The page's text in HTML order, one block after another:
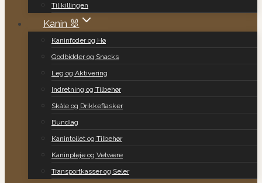
Til killingen
Kanin 🐰
Kaninfoder og Hø
Godbidder og Snacks
Leg og Aktivering
Indretning og Tilbehør
Skåle og Drikkeflasker
Bundlag
Kanintoilet og Tilbehør
Kaninpleje og Velvære
Transportkasser og Seler